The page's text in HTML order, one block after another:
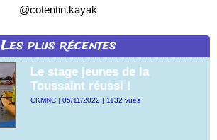
@cotentin.kayak
Les plus récentes
Le stage jeunes de la
Toussaint réussi !
CKMNC | 05/11/2022 | 1132 vues